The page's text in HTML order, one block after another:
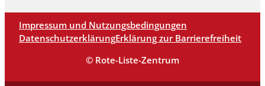
Impressum und Nutzungsbedingungen
DatenschutzerklärungErklärung zur Barrierefreiheit
© Rote-Liste-Zentrum